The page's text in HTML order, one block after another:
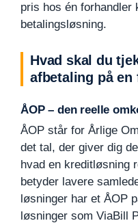
pris hos én forhandler
betalingsløsning.
Hvad skal du
afbetaling på en
ÅOP – den reelle
ÅOP står for Årlige
det tal, der giver dig
hvad en kreditløsning
betyder lavere
løsninger har et ÅOP
løsninger som ViaBill